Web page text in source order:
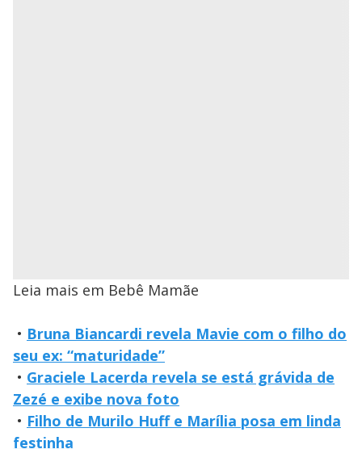
Leia mais em Bebê Mamãe
• Bruna Biancardi revela Mavie com o filho do
seu ex: “maturidade”
• Graciele Lacerda revela se está grávida de
Zezé e exibe nova foto
• Filho de Murilo Huff e Marília posa em linda
festinha